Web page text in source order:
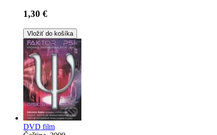
1,30 €
Vložiť do košíka
DVD film